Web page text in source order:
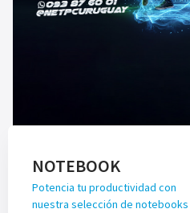
NOTEBOOK
Potencia tu productividad con
nuestra selección de notebooks